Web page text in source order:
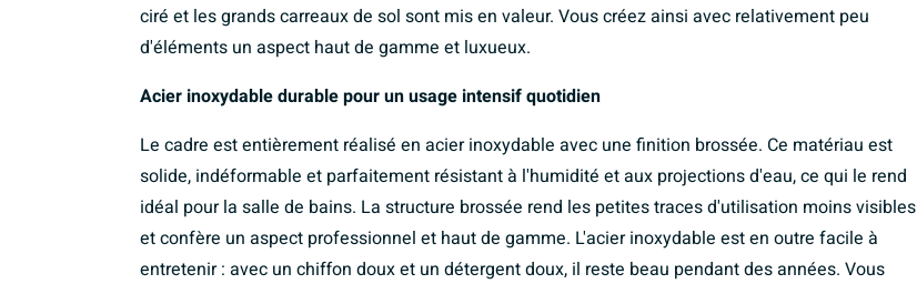
ciré et les grands carreaux de sol sont mis en valeur. Vous créez ainsi avec relativement peu
d'éléments un aspect haut de gamme et luxueux.
Acier inoxydable durable pour un usage intensif quotidien
Le cadre est entièrement réalisé en acier inoxydable avec une finition brossée. Ce matériau est
solide, indéformable et parfaitement résistant à l'humidité et aux projections d'eau, ce qui le rend
idéal pour la salle de bains. La structure brossée rend les petites traces d'utilisation moins visibles
et confère un aspect professionnel et haut de gamme. L'acier inoxydable est en outre facile à
entretenir : avec un chiffon doux et un détergent doux, il reste beau pendant des années. Vous